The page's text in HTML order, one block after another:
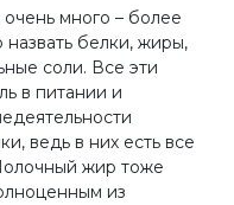
много – более
белки, жиры,
соли. Все эти
в питании и
ведь в них есть все
жир тоже
из